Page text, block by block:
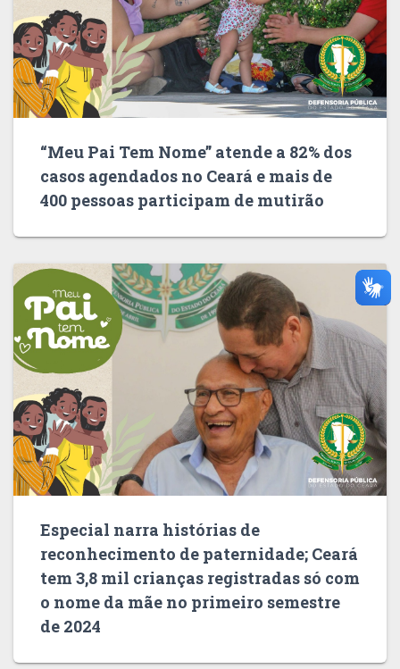
“Meu Pai Tem Nome” atende a 82% dos
casos agendados no Ceará e mais de
400 pessoas participam de mutirão
Especial narra histórias de
reconhecimento de paternidade; Ceará
tem 3,8 mil crianças registradas só com
o nome da mãe no primeiro semestre
de 2024